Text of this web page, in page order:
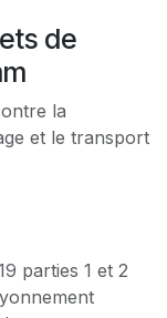
de
la
et le transport
parties 1 et 2